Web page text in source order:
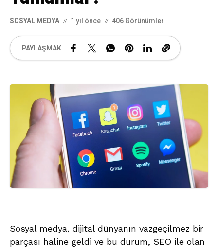
SOSYAL MEDYA 1 yıl önce 406 Görünümler
PAYLAŞMAK
Sosyal medya, dijital dünyanın vazgeçilmez bir
parçası haline geldi ve bu durum, SEO ile olan